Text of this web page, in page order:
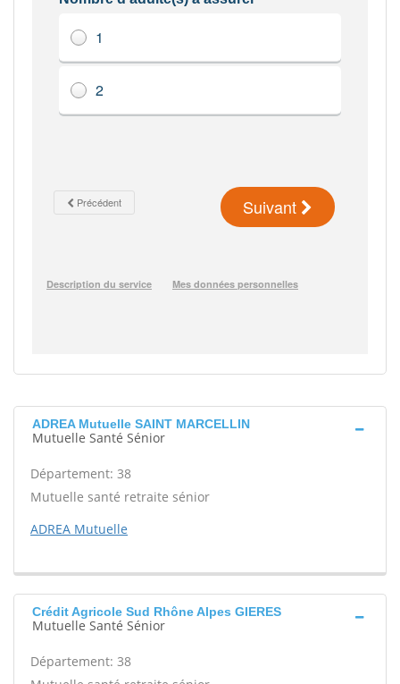
ADREA Mutuelle SAINT MARCELLIN
Mutuelle Santé Sénior
Département: 38
Mutuelle santé retraite sénior
ADREA Mutuelle
Crédit Agricole Sud Rhône Alpes GIERES
Mutuelle Santé Sénior
Département: 38